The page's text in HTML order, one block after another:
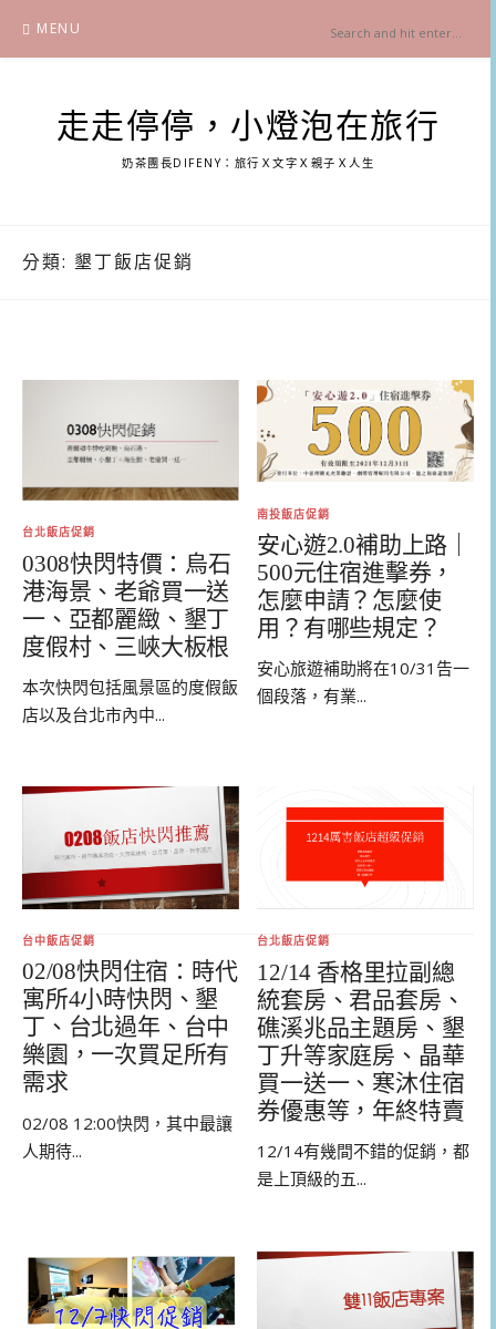
content
MENU
走走停停，小燈泡在旅行
奶茶團長DIFENY：旅行Ｘ文字Ｘ親子Ｘ人生
分類: 墾丁飯店促銷
台北飯店促銷
0308快閃特價：烏石
港海景、老爺買一送
一、亞都麗緻、墾丁
度假村、三峽大板根
本次快閃包括風景區的度假飯
店以及台北市內中...
南投飯店促銷
安心遊2.0補助上路｜
500元住宿進擊券，
怎麼申請？怎麼使
用？有哪些規定？
安心旅遊補助將在10/31告一
個段落，有業...
台中飯店促銷
02/08快閃住宿：時代
寓所4小時快閃、墾
丁、台北過年、台中
樂園，一次買足所有
需求
02/08 12:00快閃，其中最讓
人期待...
台北飯店促銷
12/14 香格里拉副總
統套房、君品套房、
礁溪兆品主題房、墾
丁升等家庭房、晶華
買一送一、寒沐住宿
券優惠等，年終特賣
12/14有幾間不錯的促銷，都
是上頂級的五...